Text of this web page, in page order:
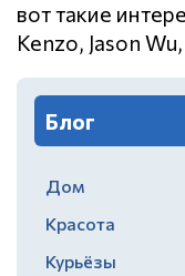
вот такие
Kenzo, Jason
Блог
Дом
Красота
Курьёзы